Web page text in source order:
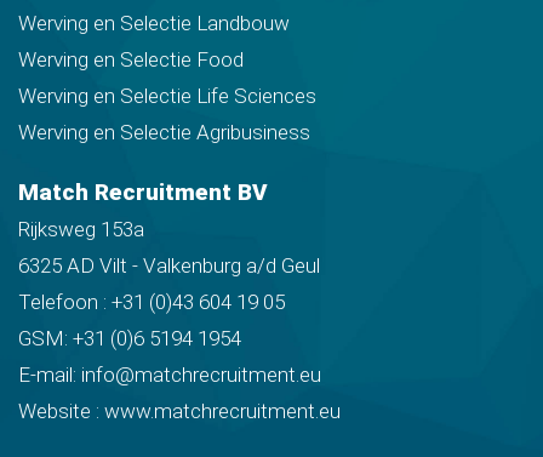
Werving en Selectie Landbouw
Werving en Selectie Food
Werving en Selectie Life Sciences
Werving en Selectie Agribusiness
Match Recruitment BV
Rijksweg 153a
6325 AD Vilt - Valkenburg a/d Geul
Telefoon : +31 (0)43 604 19 05
GSM: +31 (0)6 5194 1954
E-mail: info@matchrecruitment.eu
Website : www.matchrecruitment.eu